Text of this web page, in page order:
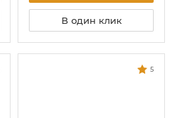
В один клик
5